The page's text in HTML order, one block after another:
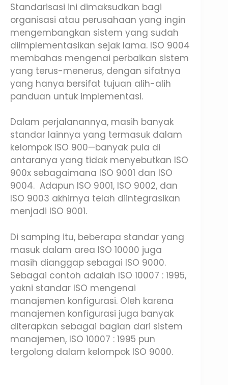
Standarisasi ini dimaksudkan bagi
organisasi atau perusahaan yang ingin
mengembangkan sistem yang sudah
diimplementasikan sejak lama. ISO 9004
membahas mengenai perbaikan sistem
yang terus-menerus, dengan sifatnya
yang hanya bersifat tujuan alih-alih
panduan untuk implementasi.
Dalam perjalanannya, masih banyak
standar lainnya yang termasuk dalam
kelompok ISO 900—banyak pula di
antaranya yang tidak menyebutkan ISO
900x sebagaimana ISO 9001 dan ISO
9004. Adapun ISO 9001, ISO 9002, dan
ISO 9003 akhirnya telah diintegrasikan
menjadi ISO 9001.
Di samping itu, beberapa standar yang
masuk dalam area ISO 10000 juga
masih dianggap sebagai ISO 9000.
Sebagai contoh adalah ISO 10007 : 1995,
yakni standar ISO mengenai
manajemen konfigurasi. Oleh karena
manajemen konfigurasi juga banyak
diterapkan sebagai bagian dari sistem
manajemen, ISO 10007 : 1995 pun
tergolong dalam kelompok ISO 9000.